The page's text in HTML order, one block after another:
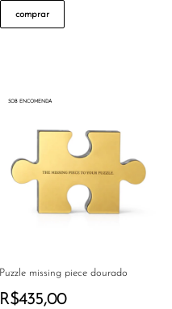
comprar
SOB ENCOMENDA
Puzzle missing piece dourado
R$435,00